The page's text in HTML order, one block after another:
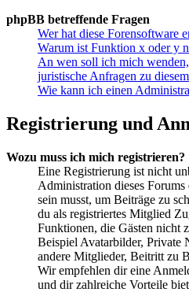
phpBB betreffende Fragen
Wer hat diese Forensoftware
Warum ist Funktion x oder y
An wen soll ich mich
juristische Anfragen zu
Wie kann ich einen
Registrierung und
Wozu muss ich mich registrieren?
Eine Registrierung ist nicht
Administration dieses
sein musst, um Beiträge zu
du als registriertes Mitglied
Funktionen, die Gästen nicht
Beispiel Avatarbilder, Private
andere Mitglieder, Beitritt zu
Wir empfehlen dir eine
und dir zahlreiche Vorteile